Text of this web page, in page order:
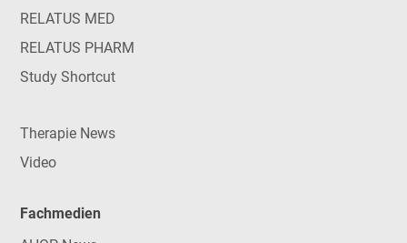
RELATUS MED
RELATUS PHARM
Study Shortcut
Therapie News
Video
Fachmedien